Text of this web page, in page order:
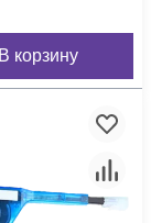
В корзину